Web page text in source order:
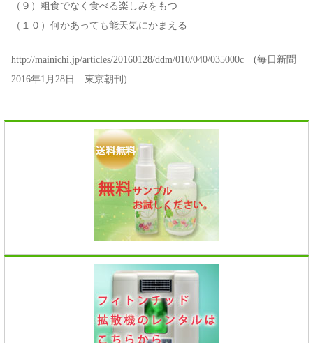
（９）粗食でなく食べる楽しみをもつ
（１０）何かあっても能天気にかまえる
http://mainichi.jp/articles/20160128/ddm/010/040/035000c (毎日新聞
2016年1月28日 東京朝刊)